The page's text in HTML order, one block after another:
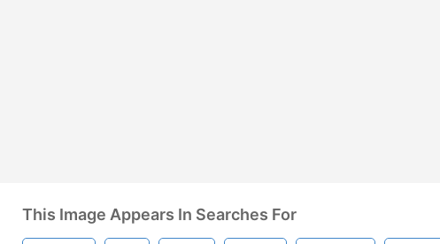
This Image Appears In Searches For